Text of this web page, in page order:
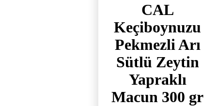
CAL
Keçiboynuzu
Pekmezli Arı
Sütlü Zeytin
Yapraklı
Macun 300 gr